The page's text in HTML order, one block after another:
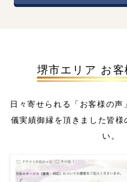
堺市エリア お客
日々寄せられる「お客様の声
儀実績御縁を頂きました皆様
い。